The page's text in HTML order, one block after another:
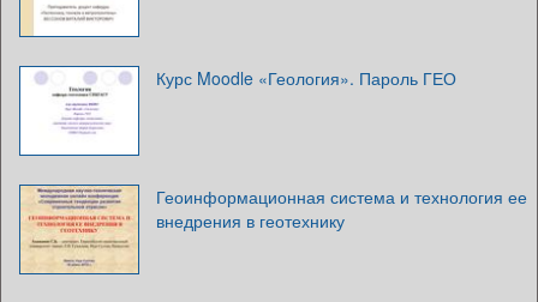
Курс Moodle «Геология». Пароль ГЕО
Геоинформационная система и технология ее
внедрения в геотехнику